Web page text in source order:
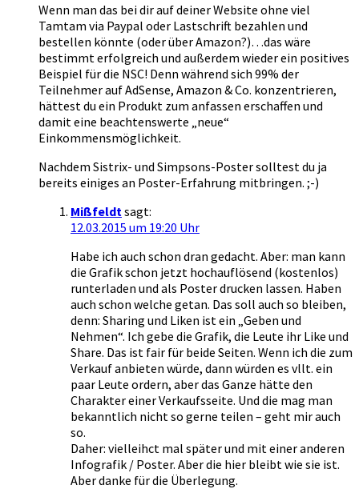
Wenn man das bei dir auf deiner Website ohne viel
Tamtam via Paypal oder Lastschrift bezahlen und
bestellen könnte (oder über Amazon?)…das wäre
bestimmt erfolgreich und außerdem wieder ein positives
Beispiel für die NSC! Denn während sich 99% der
Teilnehmer auf AdSense, Amazon & Co. konzentrieren,
hättest du ein Produkt zum anfassen erschaffen und
damit eine beachtenswerte „neue“
Einkommensmöglichkeit.
Nachdem Sistrix- und Simpsons-Poster solltest du ja
bereits einiges an Poster-Erfahrung mitbringen. ;-)
Mißfeldt sagt:
12.03.2015 um 19:20 Uhr
Habe ich auch schon dran gedacht. Aber: man kann
die Grafik schon jetzt hochauflösend (kostenlos)
runterladen und als Poster drucken lassen. Haben
auch schon welche getan. Das soll auch so bleiben,
denn: Sharing und Liken ist ein „Geben und
Nehmen“. Ich gebe die Grafik, die Leute ihr Like und
Share. Das ist fair für beide Seiten. Wenn ich die zum
Verkauf anbieten würde, dann würden es vllt. ein
paar Leute ordern, aber das Ganze hätte den
Charakter einer Verkaufsseite. Und die mag man
bekanntlich nicht so gerne teilen – geht mir auch
so.
Daher: vielleihct mal später und mit einer anderen
Infografik / Poster. Aber die hier bleibt wie sie ist.
Aber danke für die Überlegung.